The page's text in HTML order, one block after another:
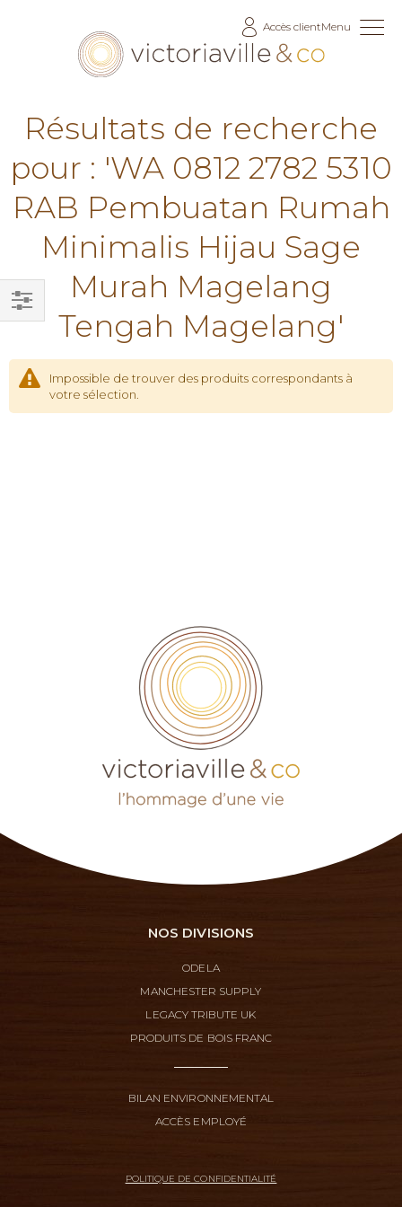
Accès clientMenu
Résultats de recherche
pour : 'WA 0812 2782 5310
RAB Pembuatan Rumah
Minimalis Hijau Sage
Murah Magelang
Tengah Magelang'
Impossible de trouver des produits correspondants à
votre sélection.
Filtrer
NOS DIVISIONS
ODELA
MANCHESTER SUPPLY
LEGACY TRIBUTE UK
PRODUITS DE BOIS FRANC
BILAN ENVIRONNEMENTAL
ACCÈS EMPLOYÉ
POLITIQUE DE CONFIDENTIALITÉ